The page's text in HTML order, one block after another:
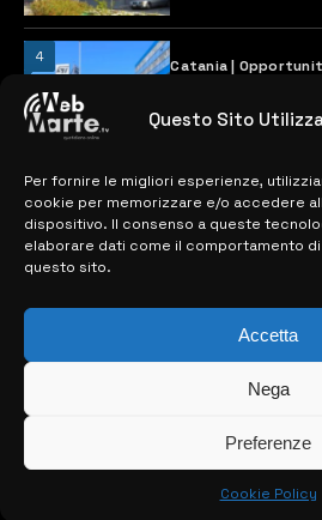
Questo Sito
Per fornire le migliori esperienze,
cookie per memorizzare e/o accedere
dispositivo. Il consenso a queste
elaborare dati come il comportamento di
questo sito.
Accetta
Nega
Preferenze
Cookie Policy
4
Catania |
28 MARZO 2024
MAPPA DEL SITO
> NOTIZIE
> CONTATTI